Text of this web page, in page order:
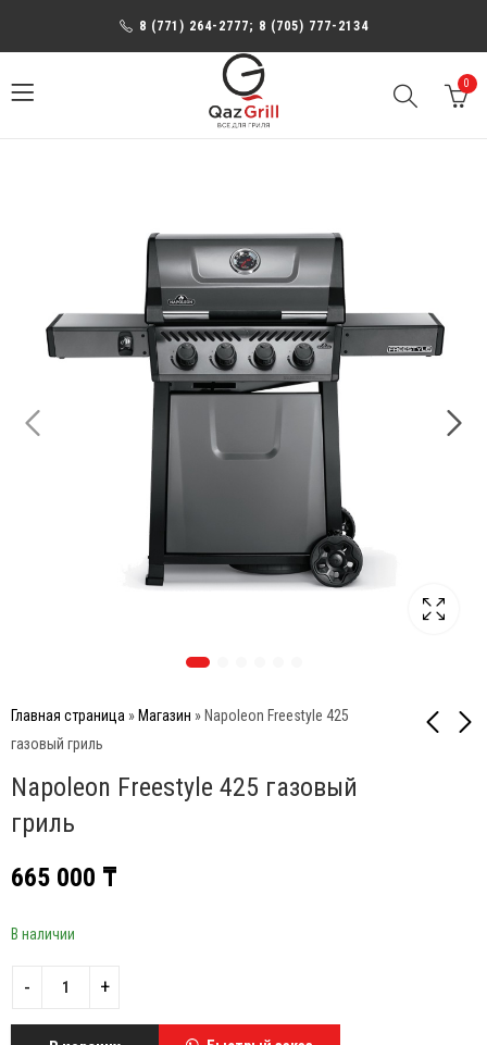
8 (771) 264-2777; 8 (705) 777-2134
0
Главная страница » Магазин » Napoleon Freestyle 425
газовый гриль
Napoleon Freestyle 425 газовый
гриль
Napoleon Freestyle 365
Napoleon Legend 365 SB
665 000 ₸
В наличии